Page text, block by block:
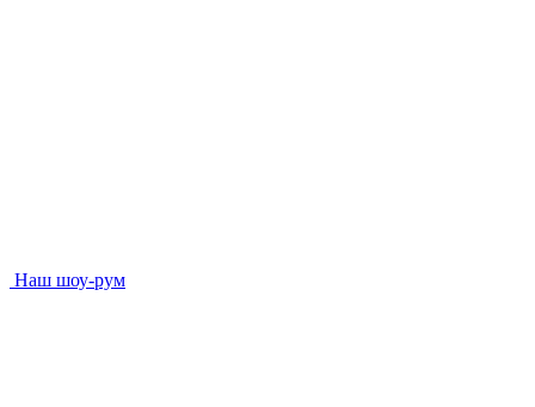
Наш шоу-рум